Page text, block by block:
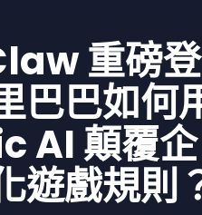
重磅登
巴巴如何
AI 顛覆企
遊戲規則